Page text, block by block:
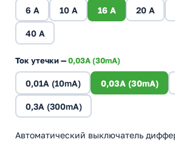
6 А 10 А 16 А 20 А
40 А
Ток утечки —0,03A (30mA)
0,01A (10mA) 0,03A (30mA)
0,3A (300mA)
Автоматический выключатель